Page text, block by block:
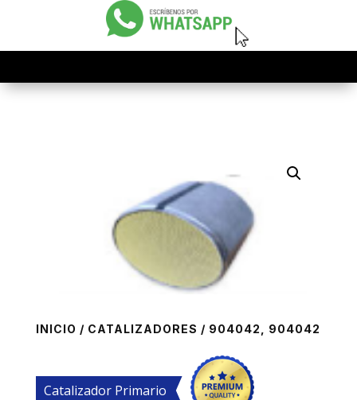
INICIO / CATALIZADORES / 904042, 904042
Catalizador Primario